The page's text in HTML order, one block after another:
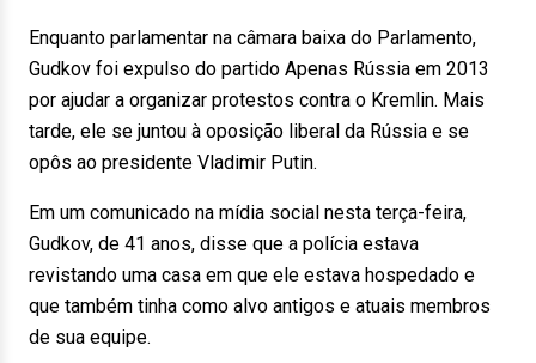
Enquanto parlamentar na câmara baixa do Parlamento,
Gudkov foi expulso do partido Apenas Rússia em 2013
por ajudar a organizar protestos contra o Kremlin. Mais
tarde, ele se juntou à oposição liberal da Rússia e se
opôs ao presidente Vladimir Putin.
Em um comunicado na mídia social nesta terça-feira,
Gudkov, de 41 anos, disse que a polícia estava
revistando uma casa em que ele estava hospedado e
que também tinha como alvo antigos e atuais membros
de sua equipe.